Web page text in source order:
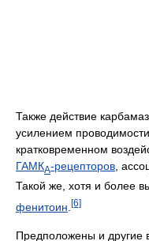
Также действие
усилением
кратковременном
ГАМКА-рецепторов,
Такой же, хотя и более
фенитоин [6]
Предположены и другие